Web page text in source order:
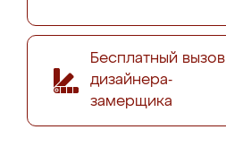
Бесплатный вызов
дизайнера-
замерщика